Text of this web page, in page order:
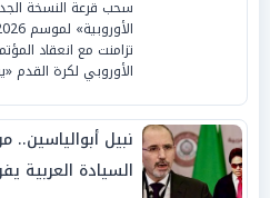
سحب قرعة النسخة
تزامنت مع انعقاد
الأوروبي لكرة القدم
نبيل
السيادة العربية